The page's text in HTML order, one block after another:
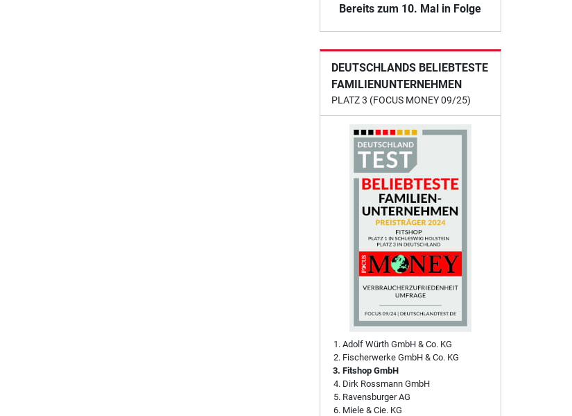
Bereits zum 10. Mal in Folge
DEUTSCHLANDS BELIEBTESTE
FAMILIENUNTERNEHMEN
PLATZ 3 (FOCUS MONEY 09/25)
Adolf Würth GmbH & Co. KG
Fischerwerke GmbH & Co. KG
Fitshop GmbH
Dirk Rossmann GmbH
Ravensburger AG
Miele & Cie. KG